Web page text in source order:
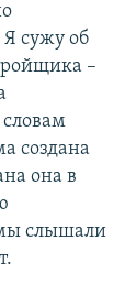
сужу об
–
создана
она в
слышали